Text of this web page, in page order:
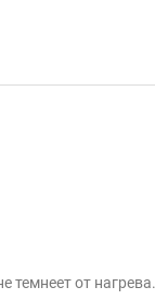
темнеет от нагрева.